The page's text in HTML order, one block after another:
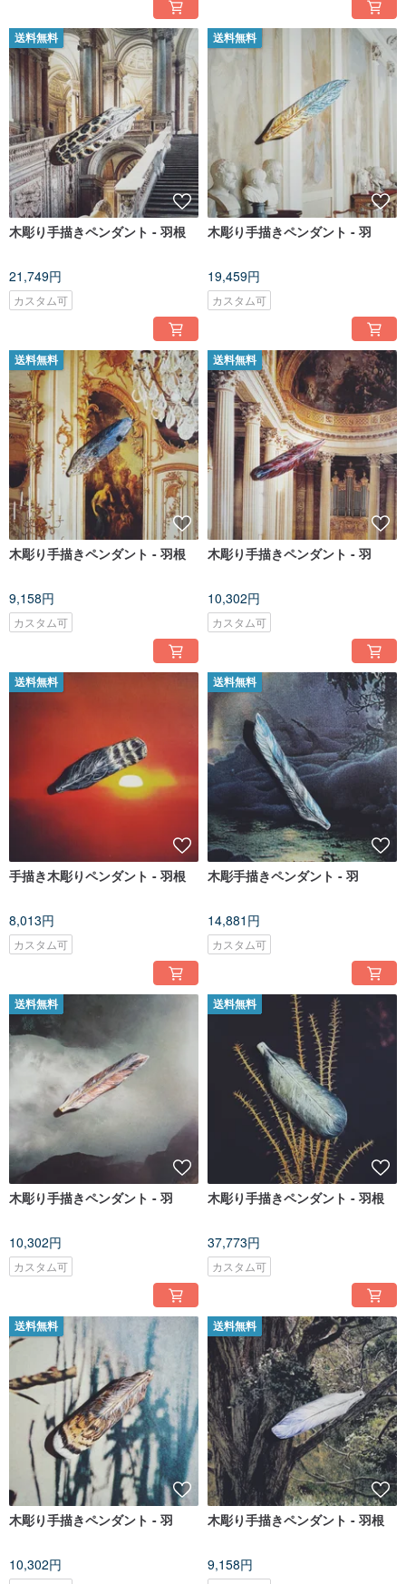
送料無料
木彫り手描きペンダント - 羽根
21,749円
カスタム可
送料無料
木彫り手描きペンダント - 羽
19,459円
カスタム可
送料無料
木彫り手描きペンダント - 羽根
9,158円
カスタム可
送料無料
木彫り手描きペンダント - 羽
10,302円
カスタム可
送料無料
手描き木彫りペンダント - 羽根
8,013円
カスタム可
送料無料
木彫手描きペンダント - 羽
14,881円
カスタム可
送料無料
木彫り手描きペンダント - 羽
10,302円
カスタム可
送料無料
木彫り手描きペンダント - 羽根
37,773円
カスタム可
送料無料
木彫り手描きペンダント - 羽
10,302円
送料無料
木彫り手描きペンダント - 羽根
9,158円